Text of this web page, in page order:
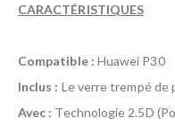
CARACTÉRISTIQUES
Compatible : Huawei P30
Inclus : Le verre trempé de
Avec : Technologie 2.5D